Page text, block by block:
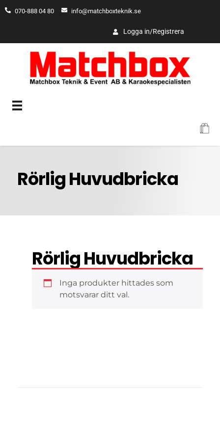
070-888 04 80 info@matchboxteknik.se
Logga in/Registrera
Rörlig Huvudbricka
Rörlig Huvudbricka
Inga produkter hittades som
motsvarar ditt val.